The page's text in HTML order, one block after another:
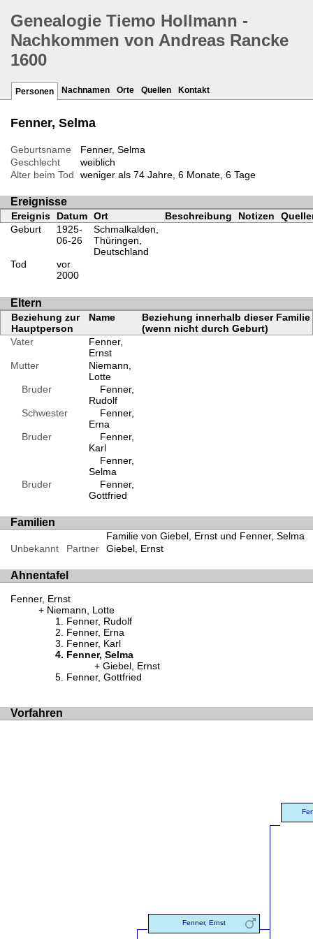
Genealogie Tiemo Hollmann -
Nachkommen von Andreas Rancke
1600
Personen Nachnamen Orte Quellen Kontakt
Fenner, Selma
Geburtsname
Fenner, Selma
Geschlecht
weiblich
Alter beim Tod
weniger als 74 Jahre, 6 Monate, 6 Tage
Ereignisse
Ereignis Datum Ort Beschreibung Notizen
Geburt
1925-
06-26
Schmalkalden,
Thüringen,
Deutschland
Tod
vor
2000
Eltern
Beziehung zur
Hauptperson
Name
Beziehung innerhalb dieser Familie
(wenn nicht durch Geburt)
Vater
Fenner,
Ernst
Mutter
Niemann,
Lotte
Bruder
Fenner,
Rudolf
Schwester
Fenner,
Erna
Bruder
Fenner,
Karl
Fenner,
Selma
Bruder
Fenner,
Gottfried
Familien
Familie von Giebel, Ernst und Fenner, Selma
Unbekannt
Partner Giebel, Ernst
Ahnentafel
Fenner, Ernst
Niemann, Lotte
Fenner, Rudolf
Fenner, Erna
Fenner, Karl
Fenner, Selma
Giebel, Ernst
Fenner, Gottfried
Vorfahren
Fenner, Ernst